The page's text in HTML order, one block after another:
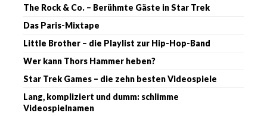
The Rock & Co. – Berühmte Gäste in Star Trek
Das Paris-Mixtape
Little Brother – die Playlist zur Hip-Hop-Band
Wer kann Thors Hammer heben?
Star Trek Games – die zehn besten Videospiele
Lang, kompliziert und dumm: schlimme
Videospielnamen